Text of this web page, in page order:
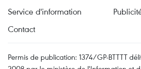
Service d'information
Contact
Permis de publication: 1374/GP-BTTTT